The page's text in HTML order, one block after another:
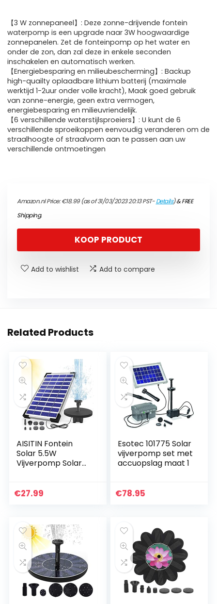
【3 W zonnepaneel】: Deze zonne-drijvende fontein
waterpomp is een upgrade naar 3W hoogwaardige
zonnepanelen. Zet de fonteinpomp op het water en
onder de zon, dan zal deze in enkele seconden
inschakelen en automatisch werken.
【Energiebesparing en milieubescherming】: Backup
high-quailty oplaadbare lithium batterij (maximale
werktijd 1-2uur onder volle kracht), Maak goed gebruik
van zonne-energie, geen extra vermogen,
energiebesparing en milieuvriendelijk.
【6 verschillende waterstijlsproeiers】: U kunt de 6
verschillende sproeikoppen eenvoudig veranderen om de
straalhoogte of straalvorm aan te passen aan uw
verschillende ontmoetingen
Amazon.nl Price:€18.99(as of 31/03/2023 20:13 PST-Details)&FREE
Shipping.
KOOP PRODUCT
Add to wishlist Add to compare
Related Products
AISITIN Fontein
Solar 5.5W
Vijverpomp Solar
Batterij met 6
€27.99
Esotec 101775 Solar
vijverpomp set met
accuopslag maat 1
€78.95